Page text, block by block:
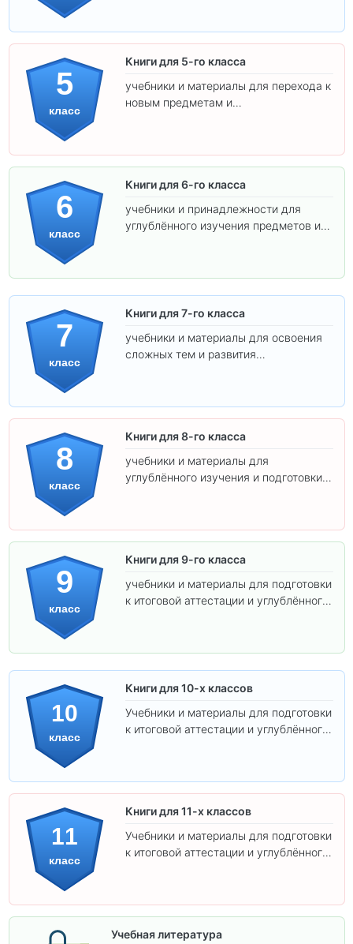
5
класс
Книги для 5-го класса
учебники и материалы для перехода к
новым предметам и
6
класс
Книги для 6-го класса
учебники и принадлежности для
углублённого изучения предметов и
7
класс
Книги для 7-го класса
учебники и материалы для освоения
сложных тем и развития
8
класс
Книги для 8-го класса
учебники и материалы для
углублённого изучения и подготовки к
9
класс
Книги для 9-го класса
учебники и материалы для подготовки
к итоговой аттестации и углублённого
10
класс
Книги для 10-х классов
Учебники и материалы для подготовки
к итоговой аттестации и углублённого
11
класс
Книги для 11-х классов
Учебники и материалы для подготовки
к итоговой аттестации и углублённого
Учебная литература